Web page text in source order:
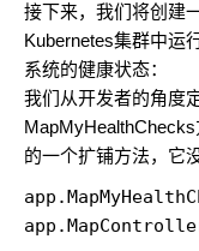
接下来，我们将创建
Kubernetes集群中运
系统的健康状态：
我们从开发者的角度
的一个扩铺方法，它